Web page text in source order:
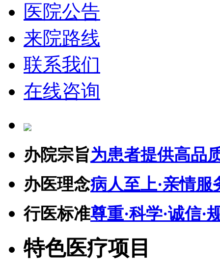
医院公告
来院路线
联系我们
在线咨询
办院宗旨为患者提供高品
办医理念病人至上·亲情服
行医标准尊重·科学·诚信·
特色医疗项目